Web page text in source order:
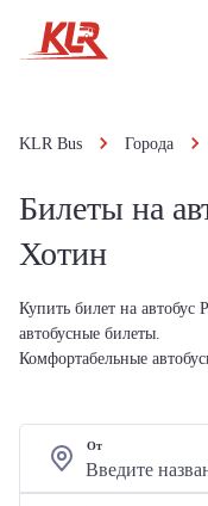
KLR Bus Города
Билеты на
Хотин
Купить билет на
автобусные билеты.
Комфортабельные
От